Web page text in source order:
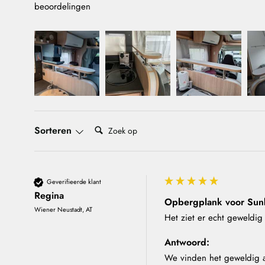
beoordelingen
Sorteren Zoeken:
Geverifieerde klant
Regina
Wiener Neustadt, AT
Opbergplank voor
Het ziet er echt
Antwoord:
We vinden het geweldig